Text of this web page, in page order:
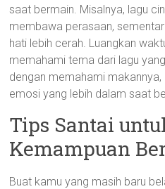
saat bermain. Misalnya, lagu
membawa perasaan,
hati lebih cerah. Luangkan
memahami tema dari lagu
dengan memahami
emosi yang lebih dalam saat
Tips Santai
Kemampuan
Buat kamu yang masih baru